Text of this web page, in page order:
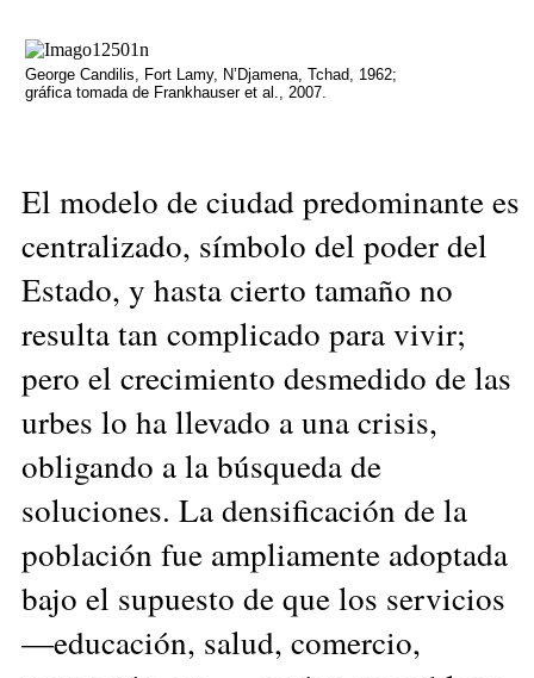
George Candilis, Fort Lamy, N’Djamena, Tchad, 1962;
gráfica tomada de Frankhauser et al., 2007.
El modelo de ciudad predominante es
centralizado, símbolo del poder del
Estado, y hasta cierto tamaño no
resulta tan complicado para vivir;
pero el crecimiento desmedido de las
urbes lo ha llevado a una crisis,
obligando a la búsqueda de
soluciones. La densificación de la
población fue ampliamente adoptada
bajo el supuesto de que los servicios
—educación, salud, comercio,